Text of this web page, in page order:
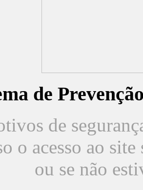
de
de
o acesso ao
ou se não